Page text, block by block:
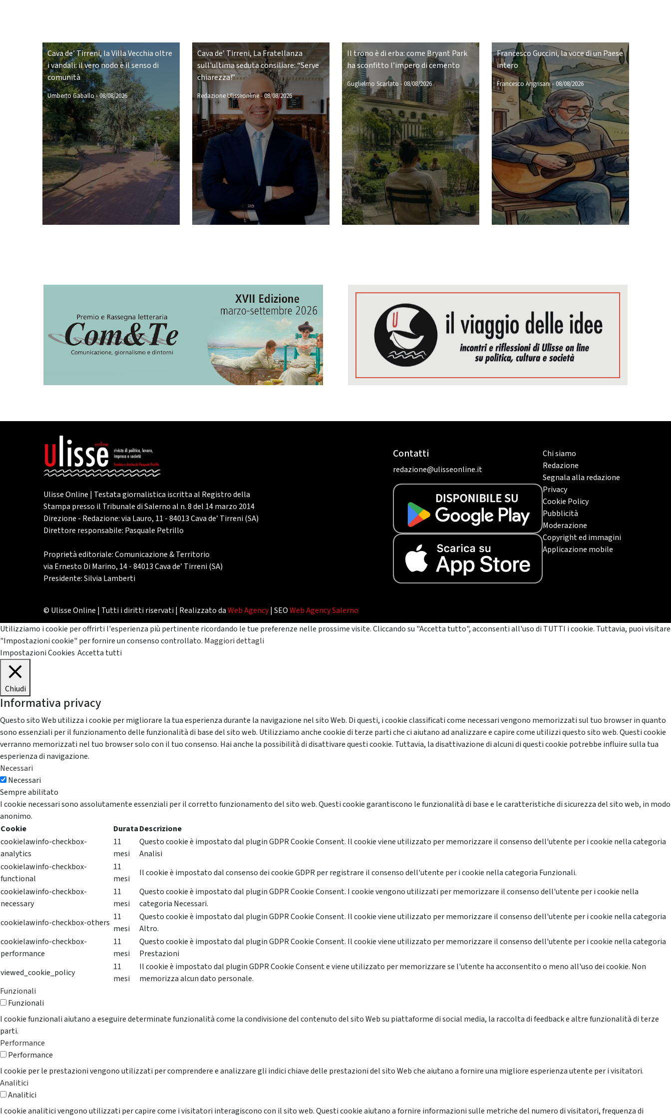
Cava de’ Tirreni, la Villa Vecchia oltre
i vandali: il vero nodo è il senso di
comunità
Umberto Gaballo-08/08/2026
Cava de’ Tirreni, La Fratellanza
sull'ultima seduta consiliare: “Serve
chiarezza!”
Redazione Ulisseonline-08/08/2026
Il trono è di erba: come Bryant Park
ha sconfitto l’impero di cemento
Guglielmo Scarlato -08/08/2026
Francesco Guccini, la voce di un Paese
intero
Francesco Angrisani-08/08/2026
Ulisse Online | Testata giornalistica iscritta al Registro della
Stampa presso il Tribunale di Salerno al n. 8 del 14 marzo 2014
Direzione - Redazione: via Lauro, 11 - 84013 Cava de’ Tirreni (SA)
Direttore responsabile: Pasquale Petrillo
Proprietà editoriale: Comunicazione & Territorio
via Ernesto Di Marino, 14 - 84013 Cava de’ Tirreni (SA)
Presidente: Silvia Lamberti
Contatti
redazione@ulisseonline.it
Chi siamo
Redazione
Segnala alla redazione
Privacy
Cookie Policy
Pubblicità
Moderazione
Copyright ed immagini
Applicazione mobile
© Ulisse Online | Tutti i diritti riservati | Realizzato daWeb Agency| SEOWeb Agency Salerno
Utilizziamo i cookie per offrirti l'esperienza più pertinente ricordando le tue preferenze nelle prossime visite. Cliccando su "Accetta tutto", acconsenti all'uso di TUTTI i cookie. Tuttavia, puoi visitare
"Impostazioni cookie" per fornire un consenso controllato. Maggiori dettagli
Impostazioni Cookies Accetta tutti
Chiudi
Informativa privacy
Questo sito Web utilizza i cookie per migliorare la tua esperienza durante la navigazione nel sito Web. Di questi, i cookie classificati come necessari vengono memorizzati sul tuo browser in quanto
sono essenziali per il funzionamento delle funzionalità di base del sito web. Utilizziamo anche cookie di terze parti che ci aiutano ad analizzare e capire come utilizzi questo sito web. Questi cookie
verranno memorizzati nel tuo browser solo con il tuo consenso. Hai anche la possibilità di disattivare questi cookie. Tuttavia, la disattivazione di alcuni di questi cookie potrebbe influire sulla tua
esperienza di navigazione.
Necessari
Necessari
Sempre abilitato
I cookie necessari sono assolutamente essenziali per il corretto funzionamento del sito web. Questi cookie garantiscono le funzionalità di base e le caratteristiche di sicurezza del sito web, in modo
anonimo.
Cookie
DurataDescrizione
cookielawinfo-checkbox-
analytics
11
mesi
Questo cookie è impostato dal plugin GDPR Cookie Consent. Il cookie viene utilizzato per memorizzare il consenso dell'utente per i cookie nella categoria
Analisi
cookielawinfo-checkbox-
functional
11
mesi
Il cookie è impostato dal consenso dei cookie GDPR per registrare il consenso dell'utente per i cookie nella categoria Funzionali.
cookielawinfo-checkbox-
necessary
11
mesi
Questo cookie è impostato dal plugin GDPR Cookie Consent. I cookie vengono utilizzati per memorizzare il consenso dell'utente per i cookie nella
categoria Necessari.
cookielawinfo-checkbox-others
11
mesi
Questo cookie è impostato dal plugin GDPR Cookie Consent. Il cookie viene utilizzato per memorizzare il consenso dell'utente per i cookie nella categoria
Altro.
cookielawinfo-checkbox-
performance
11
mesi
Questo cookie è impostato dal plugin GDPR Cookie Consent. Il cookie viene utilizzato per memorizzare il consenso dell'utente per i cookie nella categoria
Prestazioni
viewed_cookie_policy
11
mesi
Il cookie è impostato dal plugin GDPR Cookie Consent e viene utilizzato per memorizzare se l'utente ha acconsentito o meno all'uso dei cookie. Non
memorizza alcun dato personale.
Funzionali
Funzionali
I cookie funzionali aiutano a eseguire determinate funzionalità come la condivisione del contenuto del sito Web su piattaforme di social media, la raccolta di feedback e altre funzionalità di terze
parti.
Performance
Performance
I cookie per le prestazioni vengono utilizzati per comprendere e analizzare gli indici chiave delle prestazioni del sito Web che aiutano a fornire una migliore esperienza utente per i visitatori.
Analitici
Analitici
I cookie analitici vengono utilizzati per capire come i visitatori interagiscono con il sito web. Questi cookie aiutano a fornire informazioni sulle metriche del numero di visitatori, frequenza di